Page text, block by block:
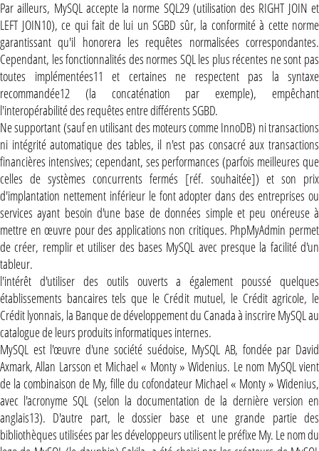
Par ailleurs, MySQL accepte la norme SQL29 (utilisation des RIGHT JOIN et
LEFT JOIN10), ce qui fait de lui un SGBD sûr, la conformité à cette norme
garantissant qu'il honorera les requêtes normalisées correspondantes.
Cependant, les fonctionnalités des normes SQL les plus récentes ne sont pas
toutes implémentées11 et certaines ne respectent pas la syntaxe
recommandée12 (la concaténation par exemple), empêchant
l'interopérabilité des requêtes entre différents SGBD.
Ne supportant (sauf en utilisant des moteurs comme InnoDB) ni transactions
ni intégrité automatique des tables, il n'est pas consacré aux transactions
financières intensives; cependant, ses performances (parfois meilleures que
celles de systèmes concurrents fermés [réf. souhaitée]) et son prix
d'implantation nettement inférieur le font adopter dans des entreprises ou
services ayant besoin d'une base de données simple et peu onéreuse à
mettre en œuvre pour des applications non critiques. PhpMyAdmin permet
de créer, remplir et utiliser des bases MySQL avec presque la facilité d'un
tableur.
l'intérêt d'utiliser des outils ouverts a également poussé quelques
établissements bancaires tels que le Crédit mutuel, le Crédit agricole, le
Crédit lyonnais, la Banque de développement du Canada à inscrire MySQL au
catalogue de leurs produits informatiques internes.
MySQL est l'œuvre d'une société suédoise, MySQL AB, fondée par David
Axmark, Allan Larsson et Michael « Monty » Widenius. Le nom MySQL vient
de la combinaison de My, fille du cofondateur Michael « Monty » Widenius,
avec l'acronyme SQL (selon la documentation de la dernière version en
anglais13). D'autre part, le dossier base et une grande partie des
bibliothèques utilisées par les développeurs utilisent le préfixe My. Le nom du